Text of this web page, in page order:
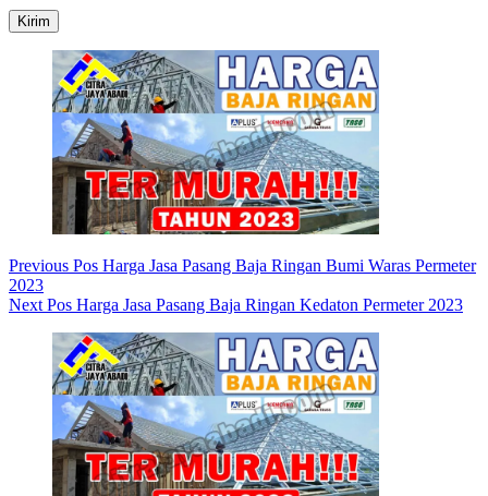
Kirim
Previous Pos Harga Jasa Pasang Baja Ringan Bumi Waras Permeter
2023
Next Pos Harga Jasa Pasang Baja Ringan Kedaton Permeter 2023